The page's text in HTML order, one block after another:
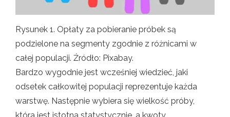
Rysunek 1. Opłaty za pobieranie próbek są
podzielone na segmenty zgodnie z różnicami w
całej populacji. Źródło: Pixabay.
Bardzo wygodnie jest wcześniej wiedzieć, jaki
odsetek całkowitej populacji reprezentuje każda
warstwę. Następnie wybiera się wielkość próby,